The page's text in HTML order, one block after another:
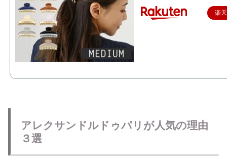
楽
アレクサンドルドゥパリが人気の理由
３選